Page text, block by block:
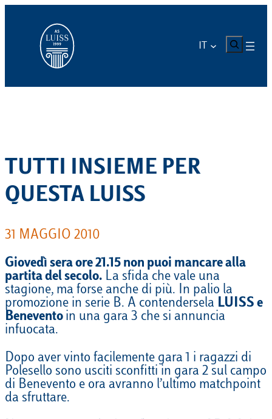
contenuto
CERCA
TUTTI INSIEME PER
QUESTA LUISS
31 MAGGIO 2010
Giovedì sera ore 21.15 non puoi mancare alla
partita del secolo. La sfida che vale una
stagione, ma forse anche di più. In palio la
promozione in serie B. A contendersela LUISS e
Benevento in una gara 3 che si annuncia
infuocata.
Dopo aver vinto facilemente gara 1 i ragazzi di
Polesello sono usciti sconfitti in gara 2 sul campo
di Benevento e ora avranno l’ultimo matchpoint
da sfruttare.